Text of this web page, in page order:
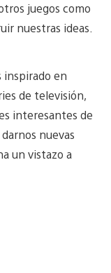
juegos como
nuestras ideas.
inspirado en
de televisión,
interesantes de
nuevas
un vistazo a